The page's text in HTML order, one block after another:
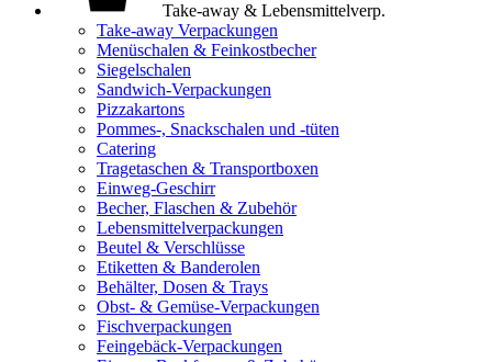
Take-away & Lebensmittelverp.
Take-away Verpackungen
Menüschalen & Feinkostbecher
Siegelschalen
Sandwich-Verpackungen
Pizzakartons
Pommes-, Snackschalen und -tüten
Catering
Tragetaschen & Transportboxen
Einweg-Geschirr
Becher, Flaschen & Zubehör
Lebensmittelverpackungen
Beutel & Verschlüsse
Etiketten & Banderolen
Behälter, Dosen & Trays
Obst- & Gemüse-Verpackungen
Fischverpackungen
Feingebäck-Verpackungen